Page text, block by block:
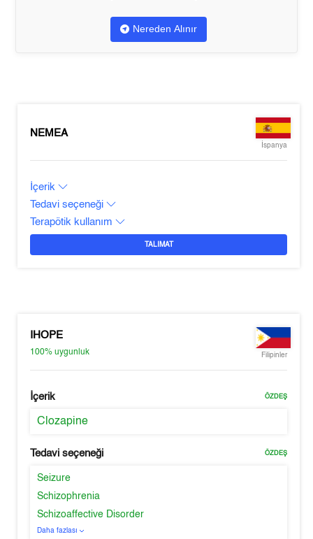
Nereden Alınır
NEMEA
İspanya
İçerik
Tedavi seçeneği
Terapötik kullanım
TALIMAT
IHOPE
100%uygunluk Filipinler
İçerik ÖZDEŞ
Clozapine
Tedavi seçeneği ÖZDEŞ
Seizure
Schizophrenia
Schizoaffective Disorder
Daha fazlası